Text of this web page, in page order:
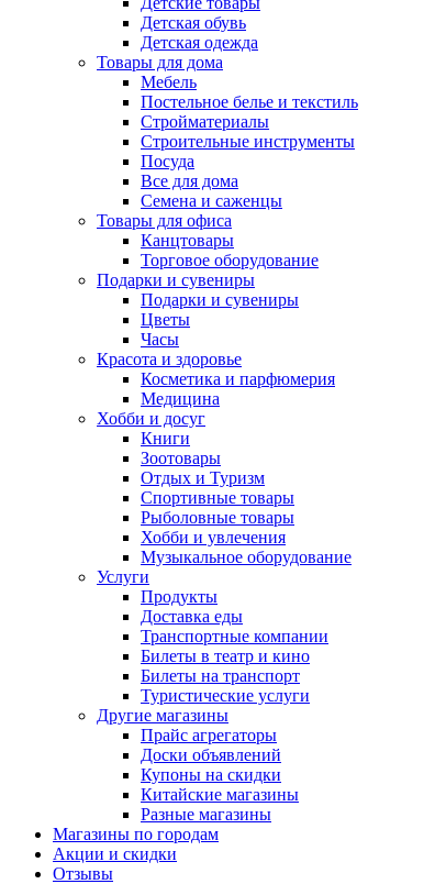
Детская обувь
Детская одежда
Товары для дома
Мебель
Постельное белье и текстиль
Стройматериалы
Строительные инструменты
Посуда
Все для дома
Семена и саженцы
Товары для офиса
Канцтовары
Торговое оборудование
Подарки и сувениры
Подарки и сувениры
Цветы
Часы
Красота и здоровье
Косметика и парфюмерия
Медицина
Хобби и досуг
Книги
Зоотовары
Отдых и Туризм
Спортивные товары
Рыболовные товары
Хобби и увлечения
Музыкальное оборудование
Услуги
Продукты
Доставка еды
Транспортные компании
Билеты в театр и кино
Билеты на транспорт
Туристические услуги
Другие магазины
Прайс агрегаторы
Доски объявлений
Купоны на скидки
Китайские магазины
Разные магазины
Магазины по городам
Акции и скидки
Отзывы